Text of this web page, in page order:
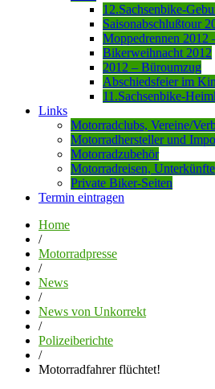
12.Sachsenbike-
Saisonabschlußtour
Moppedrennen 2012
Bikerweihnacht 2012
2012 – Büroumzug
Abschiedsfeier im
11.Sachsenbike-
Links
Motorradclubs, Vereine/
Motorradhersteller und
Motorradzubehör
Motorradreisen, Unterkünfte
Private Biker-Seiten
Termin eintragen
Home
/
Motorradpresse
/
News
/
News von Unkorrekt
/
Polizeiberichte
/
Motorradfahrer flüchtet!